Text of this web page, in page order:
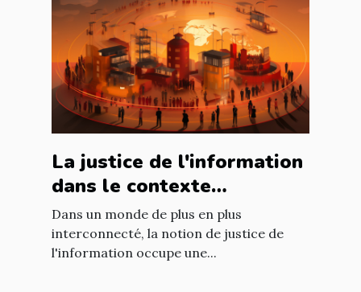
La justice de l'information
dans le contexte
international : enjeux et
défis
Dans un monde de plus en plus
interconnecté, la notion de justice de
l'information occupe une...